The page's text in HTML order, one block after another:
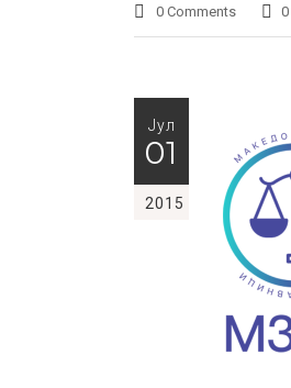
0 Comments 0
Јул
01
2015